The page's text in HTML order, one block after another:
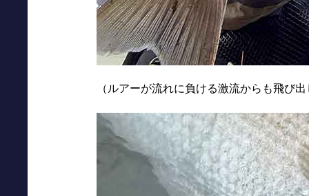
（ルアーが流れに負ける激流からも飛び